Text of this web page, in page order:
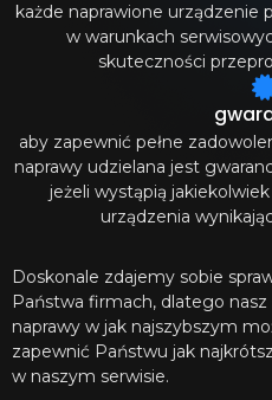
każde naprawione
w warunkach
skuteczności
aby zapewnić pełne
naprawy udzielana jest
jeżeli wystąpią
urządzenia
Doskonale zdajemy sobie
Państwa firmach, dlatego
naprawy w jak najszybszym
zapewnić Państwu jak
w naszym serwisie.